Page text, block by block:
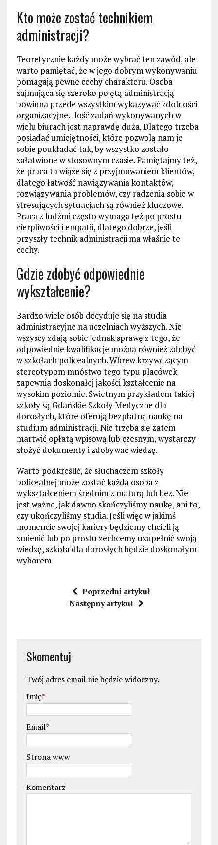
Kto może zostać technikiem
administracji?
Teoretycznie każdy może wybrać ten zawód, ale
warto pamiętać, że w jego dobrym wykonywaniu
pomagają pewne cechy charakteru. Osoba
zajmująca się szeroko pojętą administracją
powinna przede wszystkim wykazywać zdolności
organizacyjne. Ilość zadań wykonywanych w
wielu biurach jest naprawdę duża. Dlatego trzeba
posiadać umiejętności, które pozwolą nam je
sobie poukładać tak, by wszystko zostało
załatwione w stosownym czasie. Pamiętajmy też,
że praca ta wiąże się z przyjmowaniem klientów,
dlatego łatwość nawiązywania kontaktów,
rozwiązywania problemów, czy radzenia sobie w
stresujących sytuacjach są również kluczowe.
Praca z ludźmi często wymaga też po prostu
cierpliwości i empatii, dlatego dobrze, jeśli
przyszły technik administracji ma właśnie te
cechy.
Gdzie zdobyć odpowiednie
wykształcenie?
Bardzo wiele osób decyduje się na studia
administracyjne na uczelniach wyższych. Nie
wszyscy zdają sobie jednak sprawę z tego, że
odpowiednie kwalifikacje można również zdobyć
w szkołach policealnych. Wbrew krzywdzącym
stereotypom mnóstwo tego typu placówek
zapewnia doskonałej jakości kształcenie na
wysokim poziomie. Świetnym przykładem takiej
szkoły są Gdańskie Szkoły Medyczne dla
dorosłych, które oferują bezpłatną naukę na
studium administracji. Nie trzeba się zatem
martwić opłatą wpisową lub czesnym, wystarczy
złożyć dokumenty i zdobywać wiedzę.
Warto podkreślić, że słuchaczem szkoły
policealnej może zostać każda osoba z
wykształceniem średnim z maturą lub bez. Nie
jest ważne, jak dawno skończyliśmy naukę, ani to,
czy ukończyliśmy studia. Jeśli więc w jakimś
momencie swojej kariery będziemy chcieli ją
zmienić lub po prostu zechcemy uzupełnić swoją
wiedzę, szkoła dla dorosłych będzie doskonałym
wyborem.
Poprzedni artykuł
Następny artykuł
Skomentuj
Twój adres email nie będzie widoczny.
Imię*
Email*
Strona www
Komentarz